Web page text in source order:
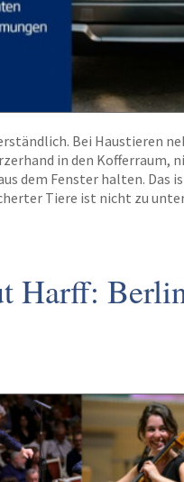
Bei Haustieren
in den Kofferraum,
dem Fenster halten. Das
Tiere ist nicht zu
Harff: